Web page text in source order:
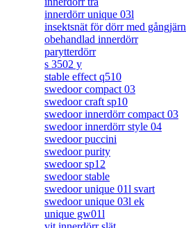
innerdörr unique 03l
insektsnät för dörr med gångjärn
obehandlad innerdörr
parytterdörr
s 3502 y
stable effect q510
swedoor compact 03
swedoor craft sp10
swedoor innerdörr compact 03
swedoor innerdörr style 04
swedoor puccini
swedoor purity
swedoor sp12
swedoor stable
swedoor unique 01l svart
swedoor unique 03l ek
unique gw01l